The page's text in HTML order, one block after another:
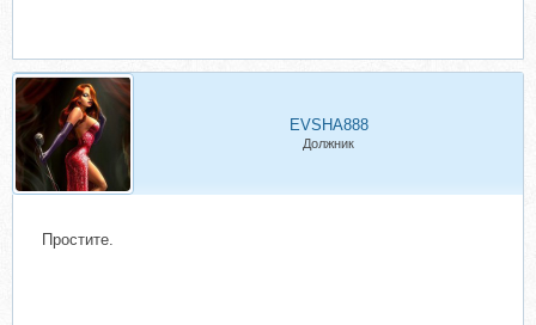
EVSHA888
Должник
Простите.